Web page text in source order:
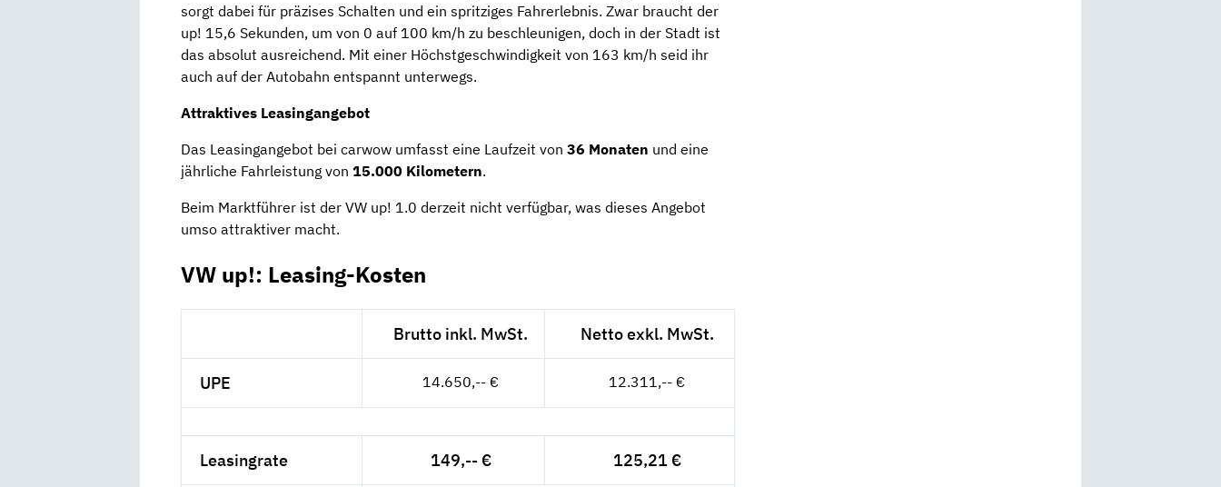
sorgt dabei für präzises Schalten und ein spritziges Fahrerlebnis. Zwar braucht der
up! 15,6 Sekunden, um von 0 auf 100 km/h zu beschleunigen, doch in der Stadt ist
das absolut ausreichend. Mit einer Höchstgeschwindigkeit von 163 km/h seid ihr
auch auf der Autobahn entspannt unterwegs.
Attraktives Leasingangebot
Das Leasingangebot bei carwow umfasst eine Laufzeit von 36 Monaten und eine
jährliche Fahrleistung von 15.000 Kilometern.
Beim Marktführer ist der VW up! 1.0 derzeit nicht verfügbar, was dieses Angebot
umso attraktiver macht.
VW up!: Leasing-Kosten
Brutto inkl. MwSt. Netto exkl. MwSt.
UPE 14.650,-- € 12.311,-- €
Leasingrate 149,-- € 125,21 €